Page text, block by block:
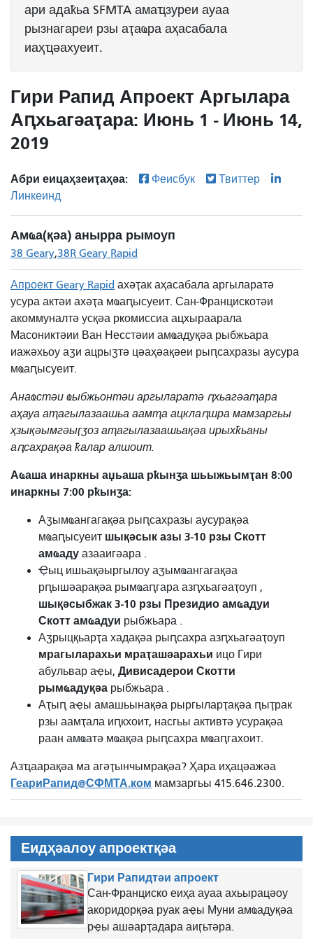
ари адаҟьа SFMTA амаҵзуреи ауаа
рызнагареи рзы аҭаҩра аҳасабала
иаҳҵәахуеит.
Гири Рапид Апроект Аргылара
Аԥхьагәаҭара: Июнь 1 - Июнь 14,
2019
Абри еицаҳзеиҭаҳәа: Феисбук
Твиттер
Линкеинд
Амҩа(қәа) анырра рымоуп
38 Geary 38R Geary Rapid
Апроект Geary Rapid ахәҭак аҳасабала аргыларатә
усура актәи ахәҭа мҩаԥысуеит. Сан-Францискотәи
акоммуналтә усқәа ркомиссиа ацхыраарала
Масониктәии Ван Несстәии амҩадуқәа рыбжьара
иажәхьоу аӡи ацрыӡтә цәаҳәақәеи рыԥсахразы аусура
мҩаԥысуеит.
Анаҩстәи ҩыбжьонтәи аргыларатә ԥхьагәаҭара
аҳауа аҭагылазаашьа аамҭа ацклаԥшра мамзаргьы
ҳзықәымгәыӷӡоз аҭагылазаашьақәа ирыхҟьаны
аԥсахрақәа ҟалар алшоит.
Аҩаша инаркны аџьаша рҟынӡа шьыжьымҭан 8:00
инаркны 7:00 рҟынӡа:
Аӡымҩангагақәа рыԥсахразы аусурақәа
мҩаԥысуеит шықәсык азы 3-10 рзы Скотт
амҩаду азааигәара .
Ҿыц ишьақәыргылоу аӡымҩангагақәа
рԥышәарақәа рымҩаԥгара азԥхьагәаҭоуп ,
шықәсыбжак 3-10 рзы Президио амҩадуи
Скотт амҩадуи рыбжьара .
Аӡрыцқьарҭа хадақәа рыԥсахра азԥхьагәаҭоуп
мрагыларахьи мраҭашәарахьи ицо Гири
абульвар аҿы, Дивисадерои Скотти
рымҩадуқәа рыбжьара .
Аҭыԥ аҿы амашьынақәа рыргыларҭақәа ԥыҭрак
рзы аамҭала иԥкхоит, насгьы активтә усурақәа
раан амҩатә мҩақәа рыԥсахра мҩаԥгахоит.
Азҵаарақәа ма агәҭынчымрақәа? Ҳара иҳацәажәа
ГеариРапид@СФМТА.ком мамзаргьы 415.646.2300.
Еидҳәалоу апроектқәа
Гири Рапидтәи апроект
Сан-Франциско еиҳа ауаа ахьырацәоу
акоридорқәа руак аҿы Муни амҩадуқәа
рҿы ашәарҭадара аиӷьтәра.